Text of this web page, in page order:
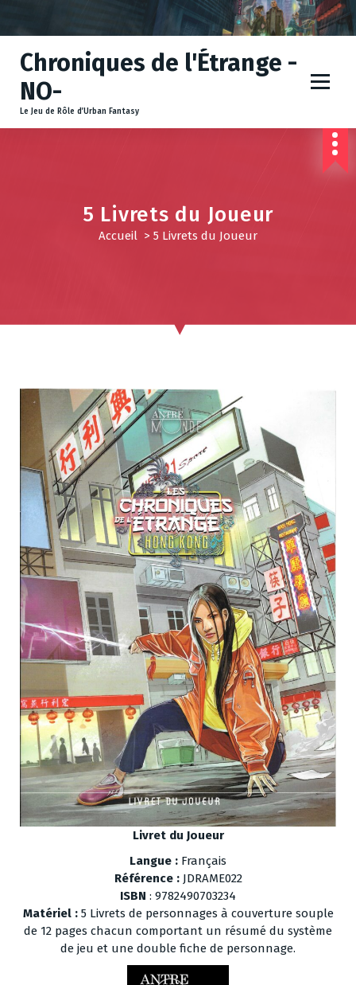
c
Chroniques de l'Étrange -
NO-
Le Jeu de Rôle d’Urban Fantasy
5 Livrets du Joueur
Accueil > 5 Livrets du Joueur
Livret du Joueur
Langue : Français
Référence :JDRAME022
ISBN : 9782490703234
Matériel :5 Livrets de personnages à couverture souple
de 12 pages chacun comportant un résumé du système
de jeu et une double fiche de personnage.